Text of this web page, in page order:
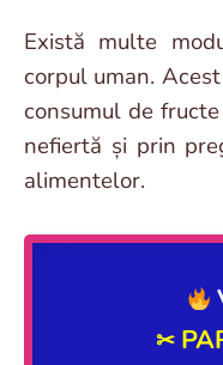
Există multe
corpul uman.
consumul de
nefiertă și prin
alimentelor.
✂